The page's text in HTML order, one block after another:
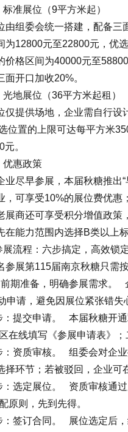
准展位（9平方米起）
由组委会统一搭建，配备三
为12800元至22800元，优
价格区间为40000元至
面开口加收20%。
地展位（36平方米起租）
仅提供场地，企业需自行设
位置的上限可达每平方米
。
优惠政策
业尽早参展，本届秋糖推出
，可享受10%的展位费优惠
展商还可享受积分增值政
在能力范围内选择B类以上
流程：六步搞定，高效锁
参展第115届南京秋糖只需
期准备，明确参展需求。
申请，避免因展位紧张错失
提交申请。 本届秋糖开
在线填写《参展申请表》
资质审核。 组委会对企业
择环节；若被驳回，企业可
选定展位。 资质审核通过
原则，先到先得。
签订合同。 展位选定后，